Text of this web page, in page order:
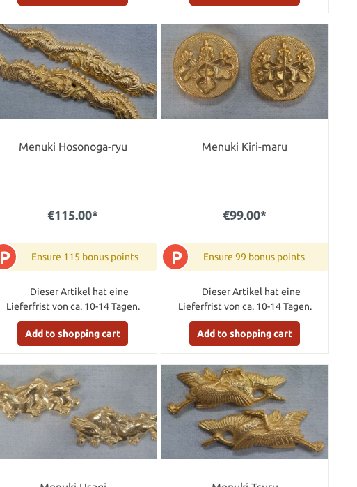
Menuki Hosonoga-ryu
€115.00*
P Ensure 115 bonus points
Dieser Artikel hat eine
Lieferfrist von ca. 10-14 Tagen.
Add to shopping cart
Menuki Kiri-maru
€99.00*
P Ensure 99 bonus points
Dieser Artikel hat eine
Lieferfrist von ca. 10-14 Tagen.
Add to shopping cart